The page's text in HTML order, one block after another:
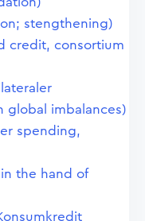
stengthening)
credit, consortium
global imbalances)
spending,
the hand of